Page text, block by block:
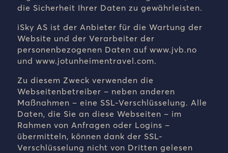
die Sicherheit Ihrer Daten zu gewährleisten.
iSky AS ist der Anbieter für die Wartung der
Website und der Verarbeiter der
personenbezogenen Daten auf www.jvb.no
und www.jotunheimentravel.com.
Zu diesem Zweck verwenden die
Webseitenbetreiber – neben anderen
Maßnahmen – eine SSL-Verschlüsselung. Alle
Daten, die Sie an diese Webseiten – im
Rahmen von Anfragen oder Logins –
übermitteln, können dank der SSL-
Verschlüsselung nicht von Dritten gelesen